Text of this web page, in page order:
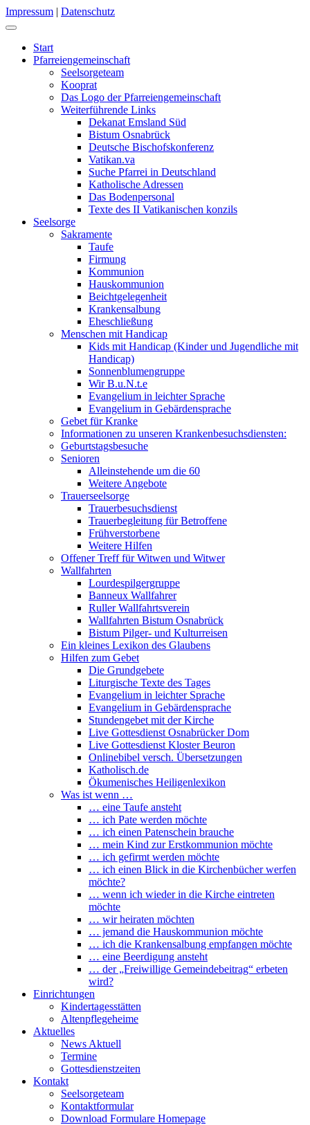
Impressum | Datenschutz
Start
Pfarreiengemeinschaft
Seelsorgeteam
Kooprat
Das Logo der Pfarreiengemeinschaft
Weiterführende Links
Dekanat Emsland Süd
Bistum Osnabrück
Deutsche Bischofskonferenz
Vatikan.va
Suche Pfarrei in Deutschland
Katholische Adressen
Das Bodenpersonal
Texte des II Vatikanischen konzils
Seelsorge
Sakramente
Taufe
Firmung
Kommunion
Hauskommunion
Beichtgelegenheit
Krankensalbung
Eheschließung
Menschen mit Handicap
Kids mit Handicap (Kinder und Jugendliche mit
Handicap)
Sonnenblumengruppe
Wir B.u.N.t.e
Evangelium in leichter Sprache
Evangelium in Gebärdensprache
Gebet für Kranke
Informationen zu unseren Krankenbesuchsdiensten:
Geburtstagsbesuche
Senioren
Alleinstehende um die 60
Weitere Angebote
Trauerseelsorge
Trauerbesuchsdienst
Trauerbegleitung für Betroffene
Frühverstorbene
Weitere Hilfen
Offener Treff für Witwen und Witwer
Wallfahrten
Lourdespilgergruppe
Banneux Wallfahrer
Ruller Wallfahrtsverein
Wallfahrten Bistum Osnabrück
Bistum Pilger- und Kulturreisen
Ein kleines Lexikon des Glaubens
Hilfen zum Gebet
Die Grundgebete
Liturgische Texte des Tages
Evangelium in leichter Sprache
Evangelium in Gebärdensprache
Stundengebet mit der Kirche
Live Gottesdienst Osnabrücker Dom
Live Gottesdienst Kloster Beuron
Onlinebibel versch. Übersetzungen
Katholisch.de
Ökumenisches Heiligenlexikon
Was ist wenn …
… eine Taufe ansteht
… ich Pate werden möchte
… ich einen Patenschein brauche
… mein Kind zur Erstkommunion möchte
… ich gefirmt werden möchte
… ich einen Blick in die Kirchenbücher werfen
möchte?
… wenn ich wieder in die Kirche eintreten
möchte
… wir heiraten möchten
… jemand die Hauskommunion möchte
… ich die Krankensalbung empfangen möchte
… eine Beerdigung ansteht
… der „Freiwillige Gemeindebeitrag“ erbeten
wird?
Einrichtungen
Kindertagesstätten
Altenpflegeheime
Aktuelles
News Aktuell
Termine
Gottesdienstzeiten
Kontakt
Seelsorgeteam
Kontaktformular
Download Formulare Homepage